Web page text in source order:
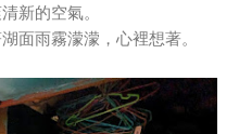
新的空氣。
面雨霧濛濛，心裡想著。